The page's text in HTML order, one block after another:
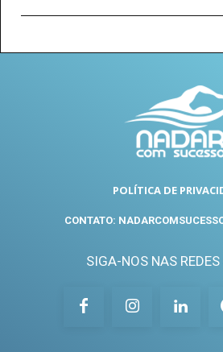
POLÍTICA DE
CONTATO:
SIGA-NOS NAS